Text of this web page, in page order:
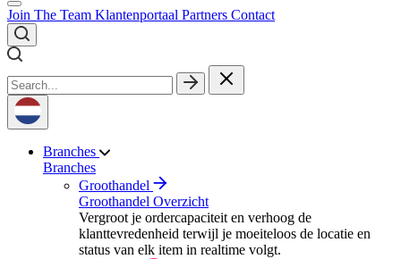
Join The Team Klantenportaal Partners Contact
Branches
Branches
Groothandel
Groothandel Overzicht
Vergroot je ordercapaciteit en verhoog de
klanttevredenheid terwijl je moeiteloos de locatie en
status van elk item in realtime volgt.